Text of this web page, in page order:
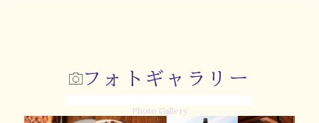
フォトギャラリー
Photo Gallery